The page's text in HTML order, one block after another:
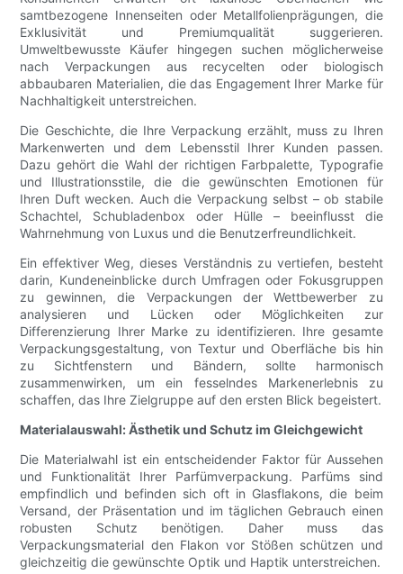
samtbezogene Innenseiten oder Metallfolienprägungen, die
Exklusivität und Premiumqualität suggerieren.
Umweltbewusste Käufer hingegen suchen möglicherweise
nach Verpackungen aus recycelten oder biologisch
abbaubaren Materialien, die das Engagement Ihrer Marke für
Nachhaltigkeit unterstreichen.
Die Geschichte, die Ihre Verpackung erzählt, muss zu Ihren
Markenwerten und dem Lebensstil Ihrer Kunden passen.
Dazu gehört die Wahl der richtigen Farbpalette, Typografie
und Illustrationsstile, die die gewünschten Emotionen für
Ihren Duft wecken. Auch die Verpackung selbst – ob stabile
Schachtel, Schubladenbox oder Hülle – beeinflusst die
Wahrnehmung von Luxus und die Benutzerfreundlichkeit.
Ein effektiver Weg, dieses Verständnis zu vertiefen, besteht
darin, Kundeneinblicke durch Umfragen oder Fokusgruppen
zu gewinnen, die Verpackungen der Wettbewerber zu
analysieren und Lücken oder Möglichkeiten zur
Differenzierung Ihrer Marke zu identifizieren. Ihre gesamte
Verpackungsgestaltung, von Textur und Oberfläche bis hin
zu Sichtfenstern und Bändern, sollte harmonisch
zusammenwirken, um ein fesselndes Markenerlebnis zu
schaffen, das Ihre Zielgruppe auf den ersten Blick begeistert.
Materialauswahl: Ästhetik und Schutz im Gleichgewicht
Die Materialwahl ist ein entscheidender Faktor für Aussehen
und Funktionalität Ihrer Parfümverpackung. Parfüms sind
empfindlich und befinden sich oft in Glasflakons, die beim
Versand, der Präsentation und im täglichen Gebrauch einen
robusten Schutz benötigen. Daher muss das
Verpackungsmaterial den Flakon vor Stößen schützen und
gleichzeitig die gewünschte Optik und Haptik unterstreichen.